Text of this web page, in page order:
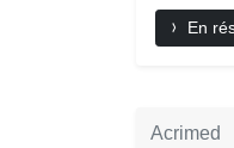
En
Acrimed